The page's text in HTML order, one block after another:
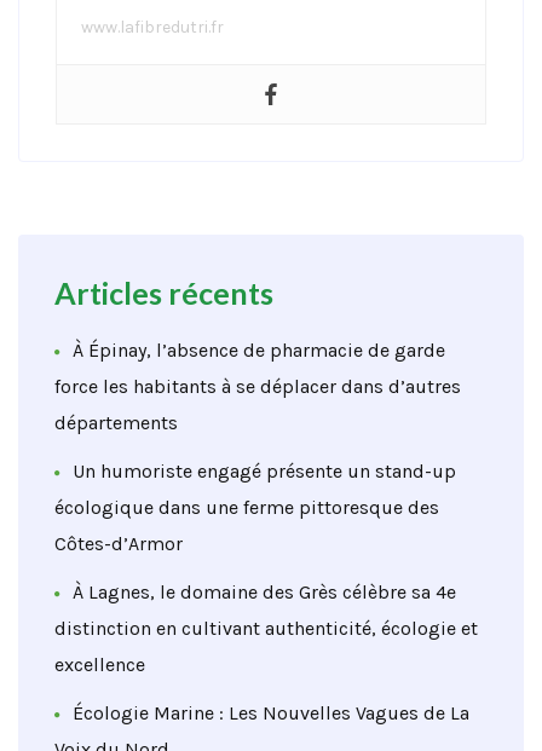
www.lafibredutri.fr
Articles récents
À Épinay, l’absence de pharmacie de garde
force les habitants à se déplacer dans d’autres
départements
Un humoriste engagé présente un stand-up
écologique dans une ferme pittoresque des
Côtes-d’Armor
À Lagnes, le domaine des Grès célèbre sa 4e
distinction en cultivant authenticité, écologie et
excellence
Écologie Marine : Les Nouvelles Vagues de La